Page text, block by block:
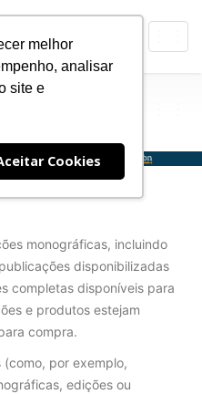
melhor
analisar
site e
Cookies
do
monográficas, incluindo
disponibilizadas
completas disponíveis para
e produtos estejam
compra.
(como, por exemplo,
edições ou